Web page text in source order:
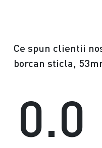
Ce spun clientii
borcan sticla,
0.0